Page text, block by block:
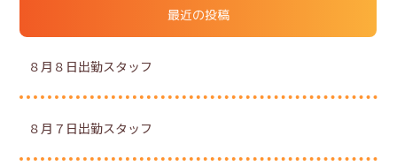
最近の投稿
８月８日出勤スタッフ
８月７日出勤スタッフ